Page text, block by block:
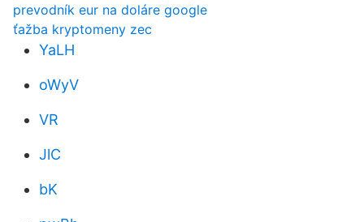
prevodník eur na doláre google
ťažba kryptomeny zec
YaLH
oWyV
VR
JlC
bK